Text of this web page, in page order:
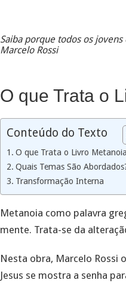
Saiba porque todos os
Marcelo Rossi
O que Trata o
Conteúdo do Texto
O que Trata o Livro
Quais Temas São
Transformação Interna
Metanoia como palavra
mente. Trata-se da
Nesta obra, Marcelo Rossi
Jesus se mostra a senha